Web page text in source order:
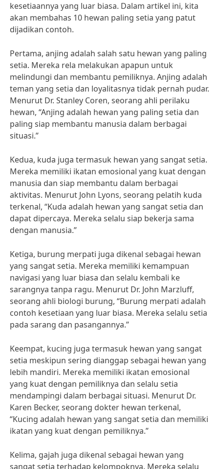
kesetiaannya yang luar biasa. Dalam artikel ini, kita
akan membahas 10 hewan paling setia yang patut
dijadikan contoh.
Pertama, anjing adalah salah satu hewan yang paling
setia. Mereka rela melakukan apapun untuk
melindungi dan membantu pemiliknya. Anjing adalah
teman yang setia dan loyalitasnya tidak pernah pudar.
Menurut Dr. Stanley Coren, seorang ahli perilaku
hewan, “Anjing adalah hewan yang paling setia dan
paling siap membantu manusia dalam berbagai
situasi.”
Kedua, kuda juga termasuk hewan yang sangat setia.
Mereka memiliki ikatan emosional yang kuat dengan
manusia dan siap membantu dalam berbagai
aktivitas. Menurut John Lyons, seorang pelatih kuda
terkenal, “Kuda adalah hewan yang sangat setia dan
dapat dipercaya. Mereka selalu siap bekerja sama
dengan manusia.”
Ketiga, burung merpati juga dikenal sebagai hewan
yang sangat setia. Mereka memiliki kemampuan
navigasi yang luar biasa dan selalu kembali ke
sarangnya tanpa ragu. Menurut Dr. John Marzluff,
seorang ahli biologi burung, “Burung merpati adalah
contoh kesetiaan yang luar biasa. Mereka selalu setia
pada sarang dan pasangannya.”
Keempat, kucing juga termasuk hewan yang sangat
setia meskipun sering dianggap sebagai hewan yang
lebih mandiri. Mereka memiliki ikatan emosional
yang kuat dengan pemiliknya dan selalu setia
mendampingi dalam berbagai situasi. Menurut Dr.
Karen Becker, seorang dokter hewan terkenal,
“Kucing adalah hewan yang sangat setia dan memiliki
ikatan yang kuat dengan pemiliknya.”
Kelima, gajah juga dikenal sebagai hewan yang
sangat setia terhadap kelompoknya. Mereka selalu